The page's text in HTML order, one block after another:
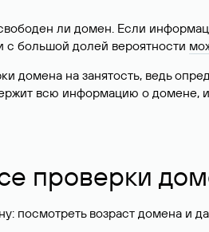
ли домен. Если
с большой долей вероятности
домена на занятость, ведь
всю информацию о домене,
проверки
возраст домена и